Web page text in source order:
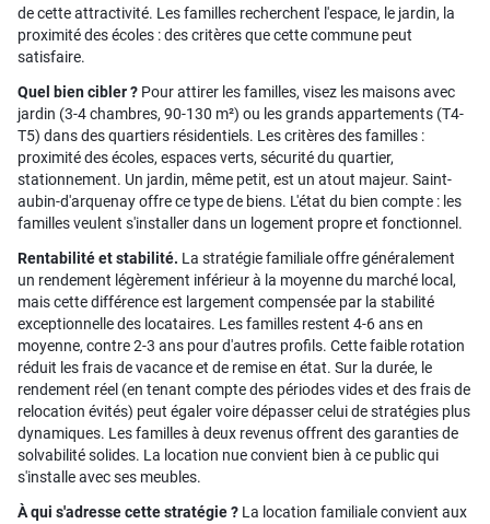
de cette attractivité. Les familles recherchent l'espace, le jardin, la
proximité des écoles : des critères que cette commune peut
satisfaire.
Quel bien cibler ? Pour attirer les familles, visez les maisons avec
jardin (3-4 chambres, 90-130 m²) ou les grands appartements (T4-
T5) dans des quartiers résidentiels. Les critères des familles :
proximité des écoles, espaces verts, sécurité du quartier,
stationnement. Un jardin, même petit, est un atout majeur. Saint-
aubin-d'arquenay offre ce type de biens. L'état du bien compte : les
familles veulent s'installer dans un logement propre et fonctionnel.
Rentabilité et stabilité. La stratégie familiale offre généralement
un rendement légèrement inférieur à la moyenne du marché local,
mais cette différence est largement compensée par la stabilité
exceptionnelle des locataires. Les familles restent 4-6 ans en
moyenne, contre 2-3 ans pour d'autres profils. Cette faible rotation
réduit les frais de vacance et de remise en état. Sur la durée, le
rendement réel (en tenant compte des périodes vides et des frais de
relocation évités) peut égaler voire dépasser celui de stratégies plus
dynamiques. Les familles à deux revenus offrent des garanties de
solvabilité solides. La location nue convient bien à ce public qui
s'installe avec ses meubles.
À qui s'adresse cette stratégie ? La location familiale convient aux